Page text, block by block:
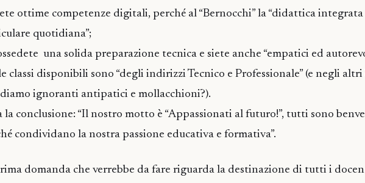
ottime competenze digitali, perché al “Bernocchi” la “didattica
quotidiana”;
una solida preparazione tecnica e siete anche “empatici ed
classi disponibili sono “degli indirizzi Tecnico e Professionale” (e negli
ignoranti antipatici e mollacchioni?).
la conclusione: “Il nostro motto è “Appassionati al futuro!”, tutti sono
condividano la nostra passione educativa e formativa”.
domanda che verrebbe da fare riguarda la destinazione di tutti i